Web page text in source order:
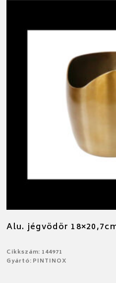
Alu. jégvödör
Cikkszám: 144971
Gyártó: PINTINOX